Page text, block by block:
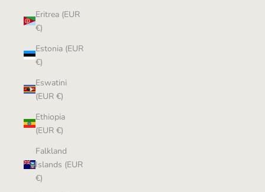
Eritrea (EUR
€)
Estonia (EUR
€)
Eswatini
(EUR €)
Ethiopia
(EUR €)
Falkland
Islands (EUR
€)